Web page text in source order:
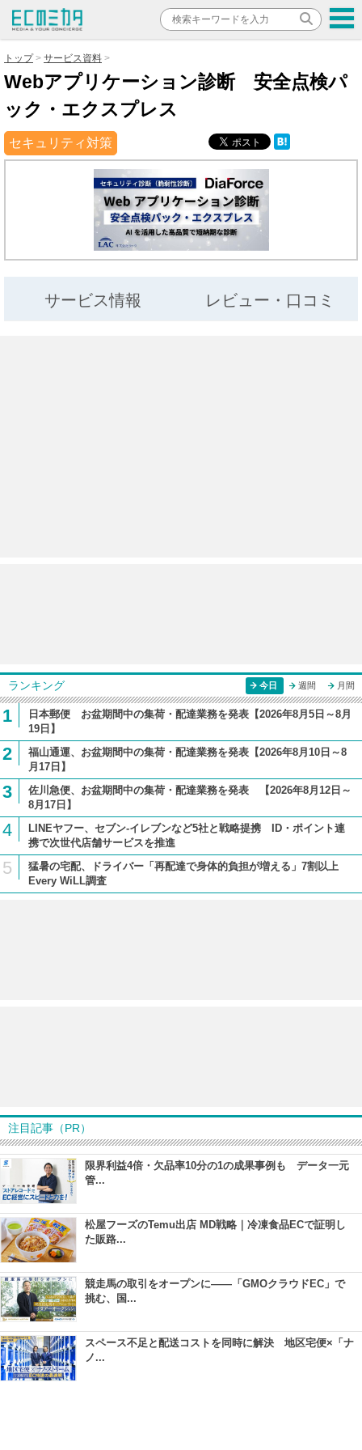
トップ サービス資料
Webアプリケーション診断 安全点検パ
ック・エクスプレス
セキュリティ対策
サービス情報 レビュー・口コミ
ランキング 今日 週間 月間
1
日本郵便 お盆期間中の集荷・配達業務を発表【2026年8月5日～8月
19日】
2
福山通運、お盆期間中の集荷・配達業務を発表【2026年8月10日～8
月17日】
3
佐川急便、お盆期間中の集荷・配達業務を発表 【2026年8月12日～
8月17日】
4
LINEヤフー、セブン-イレブンなど5社と戦略提携 ID・ポイント連
携で次世代店舗サービスを推進
5
猛暑の宅配、ドライバー「再配達で身体的負担が増える」7割以上
Every WiLL調査
注目記事（PR）
限界利益4倍・欠品率10分の1の成果事例も データ一元
管...
松屋フーズのTemu出店 MD戦略｜冷凍食品ECで証明し
た販路...
競走馬の取引をオープンに――「GMOクラウドEC」で
挑む、国...
スペース不足と配送コストを同時に解決 地区宅便×「ナ
ノ...